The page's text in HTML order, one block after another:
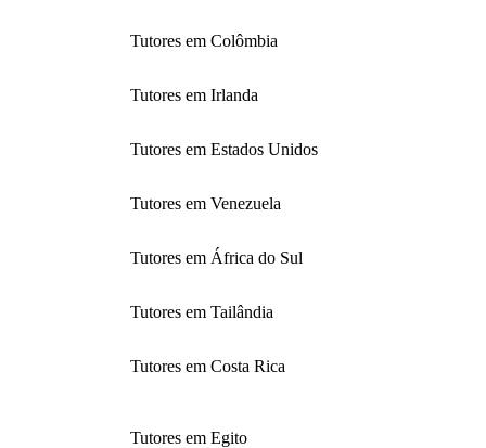
Tutores em Colômbia
Tutores em Irlanda
Tutores em Estados Unidos
Tutores em Venezuela
Tutores em África do Sul
Tutores em Tailândia
Tutores em Costa Rica
Tutores em Egito